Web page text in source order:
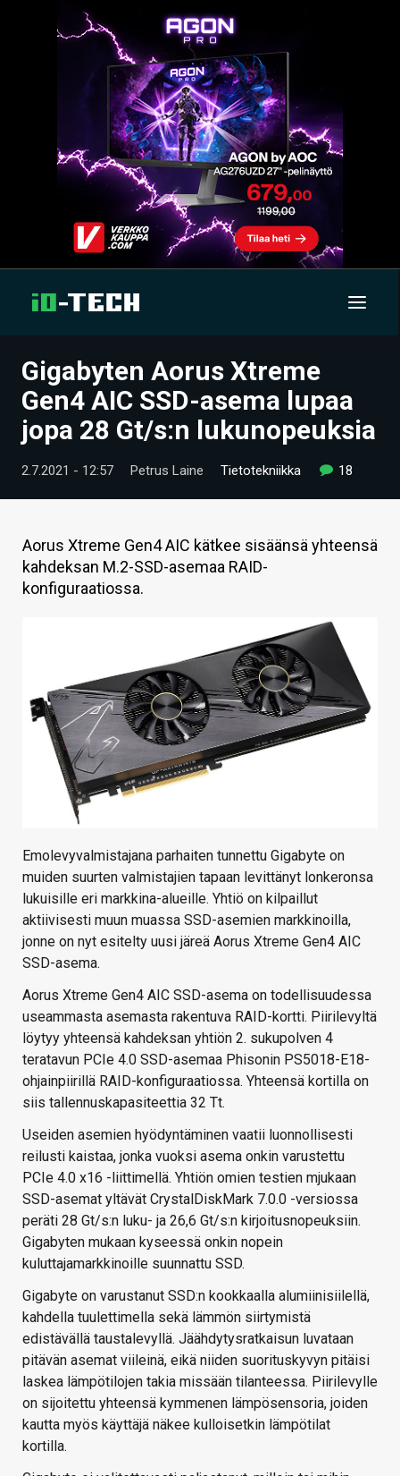
UUTISET
ARTIKKELIT
VIDEOT
TECHBBS
TIETOA
HINTA.FI
HAKU
Gigabyten Aorus Xtreme
Gen4 AIC SSD-asema lupaa
jopa 28 Gt/s:n lukunopeuksia
2.7.2021 - 12:57 Petrus Laine Tietotekniikka 18
Aorus Xtreme Gen4 AIC kätkee sisäänsä yhteensä
kahdeksan M.2-SSD-asemaa RAID-
konfiguraatiossa.
Emolevyvalmistajana parhaiten tunnettu Gigabyte on
muiden suurten valmistajien tapaan levittänyt lonkeronsa
lukuisille eri markkina-alueille. Yhtiö on kilpaillut
aktiivisesti muun muassa SSD-asemien markkinoilla,
jonne on nyt esitelty uusi järeä Aorus Xtreme Gen4 AIC
SSD-asema.
Aorus Xtreme Gen4 AIC SSD-asema on todellisuudessa
useammasta asemasta rakentuva RAID-kortti. Piirilevyltä
löytyy yhteensä kahdeksan yhtiön 2. sukupolven 4
teratavun PCIe 4.0 SSD-asemaa Phisonin PS5018-E18-
ohjainpiirillä RAID-konfiguraatiossa. Yhteensä kortilla on
siis tallennuskapasiteettia 32 Tt.
Useiden asemien hyödyntäminen vaatii luonnollisesti
reilusti kaistaa, jonka vuoksi asema onkin varustettu
PCIe 4.0 x16 -liittimellä. Yhtiön omien testien mjukaan
SSD-asemat yltävät CrystalDiskMark 7.0.0 -versiossa
peräti 28 Gt/s:n luku- ja 26,6 Gt/s:n kirjoitusnopeuksiin.
Gigabyten mukaan kyseessä onkin nopein
kuluttajamarkkinoille suunnattu SSD.
Gigabyte on varustanut SSD:n kookkaalla alumiinisiilellä,
kahdella tuulettimella sekä lämmön siirtymistä
edistävällä taustalevyllä. Jäähdytysratkaisun luvataan
pitävän asemat viileinä, eikä niiden suorituskyvyn pitäisi
laskea lämpötilojen takia missään tilanteessa. Piirilevylle
on sijoitettu yhteensä kymmenen lämpösensoria, joiden
kautta myös käyttäjä näkee kulloisetkin lämpötilat
kortilla.